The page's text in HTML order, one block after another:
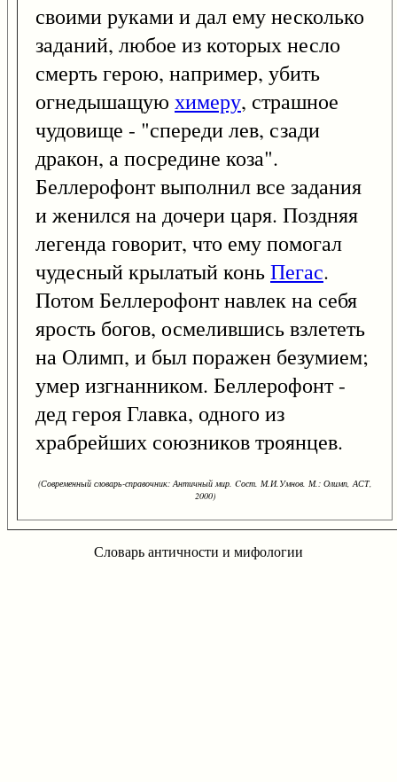
своими руками и дал ему несколько
заданий, любое из которых несло
смерть герою, например, убить
огнедышащую химеру, страшное
чудовище - "спереди лев, сзади
дракон, а посредине коза".
Беллерофонт выполнил все задания
и женился на дочери царя. Поздняя
легенда говорит, что ему помогал
чудесный крылатый коньПегас.
Потом Беллерофонт навлек на себя
ярость богов, осмелившись взлететь
на Олимп, и был поражен безумием;
умер изгнанником. Беллерофонт -
дед героя Главка, одного из
храбрейших союзников троянцев.
(Современный словарь-справочник: Античный мир. Cост. М.И.Умнов. М.: Олимп, АСТ,
2000)
Словарь античности и мифологии